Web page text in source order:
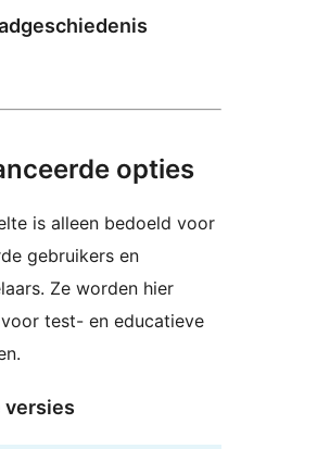
opties
is alleen bedoeld voor
gebruikers en
Ze worden hier
test- en educatieve
versies